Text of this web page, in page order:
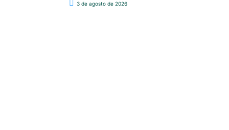
3 de agosto de 2026